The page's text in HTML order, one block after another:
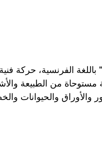
الفرنسية، حركة
مستوحاة من الطبيعة
والأوراق والحيوانات